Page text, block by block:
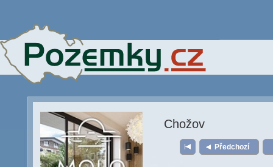
Chožov
Předchozí